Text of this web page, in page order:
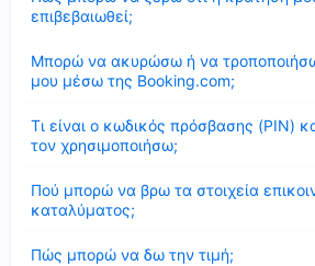
επιβεβαιωθεί;
Μπορώ να ακυρώσω ή να
μου μέσω της Booking.com;
Τι είναι ο κωδικός πρόσβασης (PIN)
τον χρησιμοποιήσω;
Πού μπορώ να βρω τα στοιχεία
καταλύματος;
Πώς μπορώ να δω την τιμή;